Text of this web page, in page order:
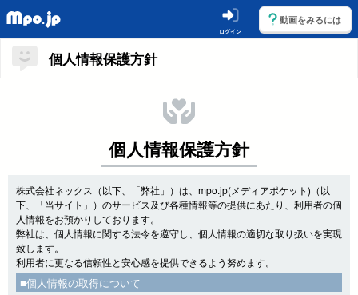
ログイン
動画をみるには
個人情報保護方針
個人情報保護方針
株式会社ネックス（以下、「弊社」）は、mpo.jp(メディアポケット)（以
下、「当サイト」）のサービス及び各種情報等の提供にあたり、利用者の個
人情報をお預かりしております。
弊社は、個人情報に関する法令を遵守し、個人情報の適切な取り扱いを実現
致します。
利用者に更なる信頼性と安心感を提供できるよう努めます。
■個人情報の取得について